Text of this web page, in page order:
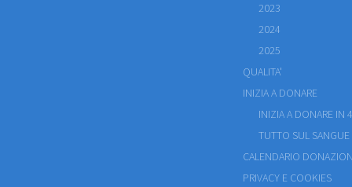
2023
2024
2025
QUALITA'
INIZIA A DONARE
INIZIA A DONARE IN
TUTTO SUL SANGUE
CALENDARIO
PRIVACY E COOKIES